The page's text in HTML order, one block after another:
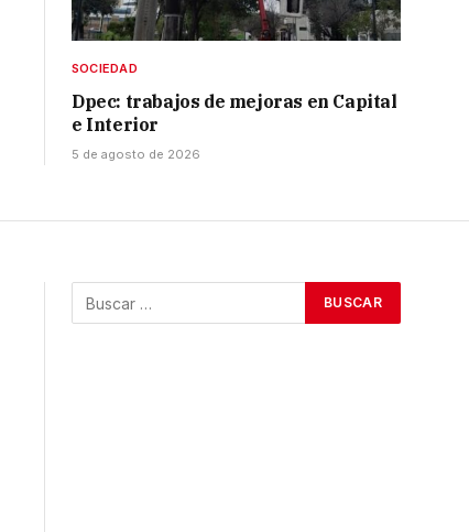
SOCIEDAD
Dpec: trabajos de mejoras en Capital
e Interior
5 de agosto de 2026